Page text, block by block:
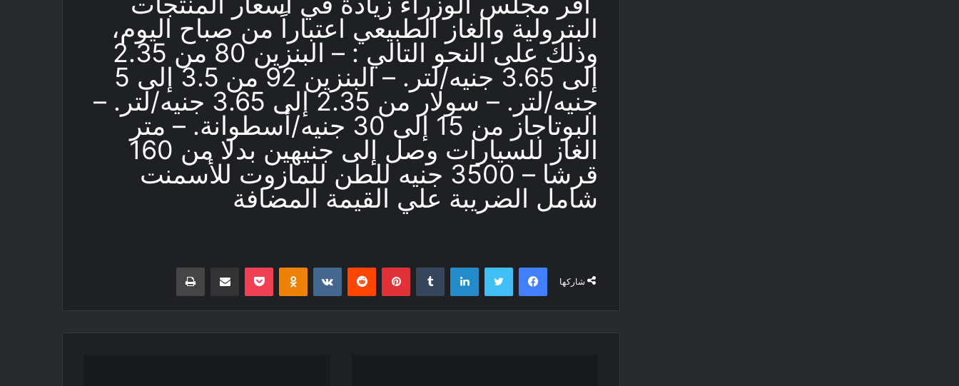
البترولية والغاز الطبيعي اعتباراً من صباح اليوم،
وذلك على النحو التالي : – البنزين 80 من 2.35
إلى 3.65 جنيه/لتر. – البنزين 92 من 3.5 إلى 5
جنيه/لتر. – سولار من 2.35 إلى 3.65 جنيه/لتر. –
البوتاجاز من 15 إلى 30 جنيه/أسطوانة. – متر
الغاز للسيارات وصل إلى جنيهين بدلا من 160
قرشا – 3500 جنيه للطن للمازوت للأسمنت
شامل الضريبة علي القيمة المضافة
شاركها
فيسبوك لينكدإن بينتيريست